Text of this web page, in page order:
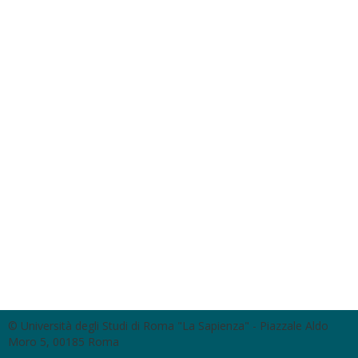
© Università degli Studi di Roma "La Sapienza" - Piazzale Aldo
Moro 5, 00185 Roma